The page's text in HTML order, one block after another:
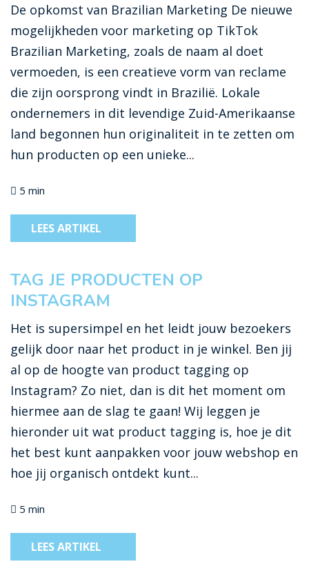
De opkomst van Brazilian Marketing De nieuwe
mogelijkheden voor marketing op TikTok
Brazilian Marketing, zoals de naam al doet
vermoeden, is een creatieve vorm van reclame
die zijn oorsprong vindt in Brazilië. Lokale
ondernemers in dit levendige Zuid-Amerikaanse
land begonnen hun originaliteit in te zetten om
hun producten op een unieke...
5 min
LEES ARTIKEL
TAG JE PRODUCTEN OP
INSTAGRAM
Het is supersimpel en het leidt jouw bezoekers
gelijk door naar het product in je winkel. Ben jij
al op de hoogte van product tagging op
Instagram? Zo niet, dan is dit het moment om
hiermee aan de slag te gaan! Wij leggen je
hieronder uit wat product tagging is, hoe je dit
het best kunt aanpakken voor jouw webshop en
hoe jij organisch ontdekt kunt...
5 min
LEES ARTIKEL